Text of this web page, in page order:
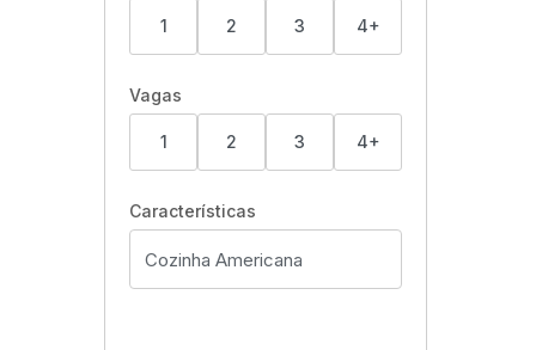
1 2 3 4+
Vagas
1 2 3 4+
Características